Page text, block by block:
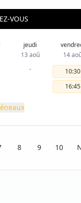
VOUS
jeudi
13 aoû
-
14
10:30
16:45
8 9 10